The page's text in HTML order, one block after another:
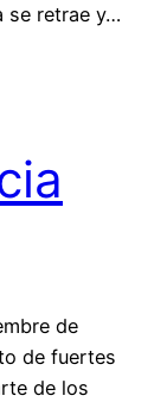
se retrae y…
de
de fuertes
de los